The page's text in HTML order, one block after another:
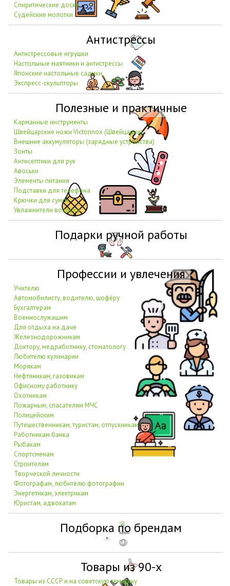
Спиритические доски
Судейские молотки
Антистрессы
Антистрессовые игрушки
Настольные маятники и антистрессы
Японские настольные садики
Экспресс-скульпторы
Полезные и практичные
Карманные инструменты
Швейцарские ножи Victorinox (Швейцария)
Внешние аккумуляторы (зарядные устройства)
Зонты
Антисептики для рук
Авоськи
Элементы питания
Подставки для телефона
Крючки для сумок
Увлажнители воздуха
Подарки ручной работы
Профессии и увлечения
Учителю
Автомобилисту, водителю, шофёру
Бухгалтерам
Военнослужащим
Для отдыха на даче
Железнодорожникам
Доктору, медработнику, стоматологу
Любителю кулинарии
Морякам
Нефтяникам, газовикам
Офисному работнику
Охотникам
Пожарным, спасателям МЧС
Полицейским
Путешественникам, туристам, отпускникам
Работникам банка
Рыбакам
Спортсменам
Строителям
Творческой личности
Фотографам, любителю фотографии
Энергетикам, электрикам
Юристам, адвокатам
Подборка по брендам
Товары из 90-х
Товары из СССР и на советскую тематику